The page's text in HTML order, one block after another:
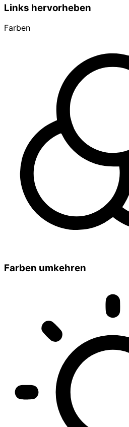
Links hervorheben
Farben
Farben umkehren